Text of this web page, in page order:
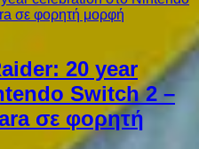
20 year
Switch 2 –
σε φορητή